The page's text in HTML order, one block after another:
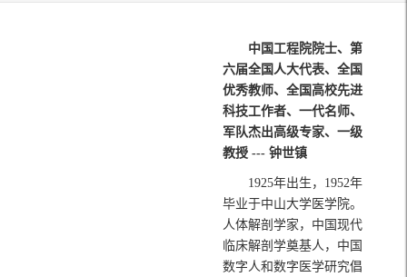
中国工程院院士、第
六届全国人大代表、全国
优秀教师、全国高校先进
科技工作者、一代名师、
军队杰出高级专家、一级
教授 --- 钟世镇
1925年出生，1952年
毕业于中山大学医学院。
人体解剖学家，中国现代
临床解剖学奠基人，中国
数字人和数字医学研究倡